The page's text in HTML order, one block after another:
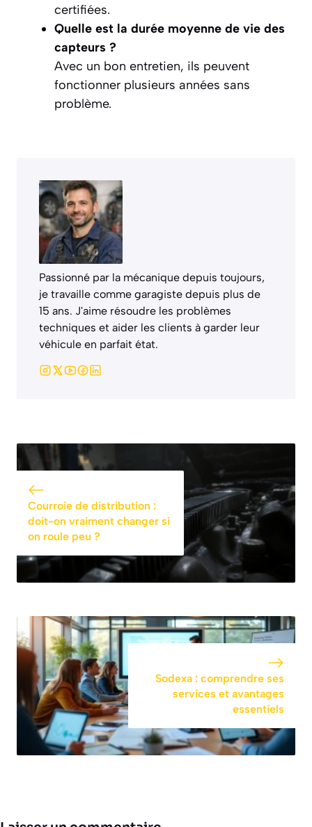
certifiées.
Quelle est la durée moyenne de vie des
capteurs ?
Avec un bon entretien, ils peuvent
fonctionner plusieurs années sans
problème.
Passionné par la mécanique depuis toujours,
je travaille comme garagiste depuis plus de
15 ans. J'aime résoudre les problèmes
techniques et aider les clients à garder leur
véhicule en parfait état.
Courroie de distribution :
doit-on vraiment changer si
on roule peu ?
Sodexa : comprendre ses
services et avantages
essentiels